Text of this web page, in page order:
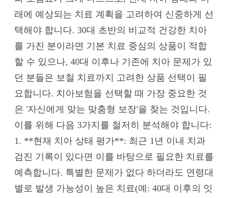
래에 예상되는 치료 계획을 고려하여 신중하게 선
택해야 합니다. 30대 초반의 비교적 건강한 치아
를 가진 분이라면 기본 치료 중심의 상품이 적합
할 수 있으나, 40대 이후나 기존에 치아 문제가 있
던 분들은 보철 치료까지 고려한 상품 선택이 필
요합니다. 치아보험을 선택할 때 가장 중요한 것
은 '자신에게 맞는 맞춤형 보장'을 찾는 것입니다.
이를 위해 다음 3가지를 철저히 분석해야 합니다:
1. **현재 치아 상태 평가**: 최근 1년 이내 치과
검진 기록이 있다면 이를 바탕으로 필요한 치료를
예측합니다. 특별한 문제가 없다 하더라도 연령대
별로 발생 가능성이 높은 치료(예: 40대 이후의 잇